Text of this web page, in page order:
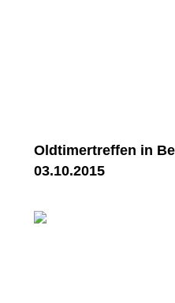
Oldtimertreffen in
03.10.2015